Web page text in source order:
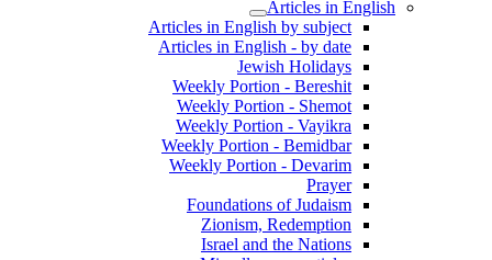
Articles in English
Articles in English by subject
Articles in English - by date
Jewish Holidays
Weekly Portion - Bereshit
Weekly Portion - Shemot
Weekly Portion - Vayikra
Weekly Portion - Bemidbar
Weekly Portion - Devarim
Prayer
Foundations of Judaism
Zionism, Redemption
Israel and the Nations